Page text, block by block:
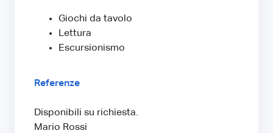
Giochi da tavolo
Lettura
Escursionismo
Referenze
Disponibili su richiesta.
Mario Rossi